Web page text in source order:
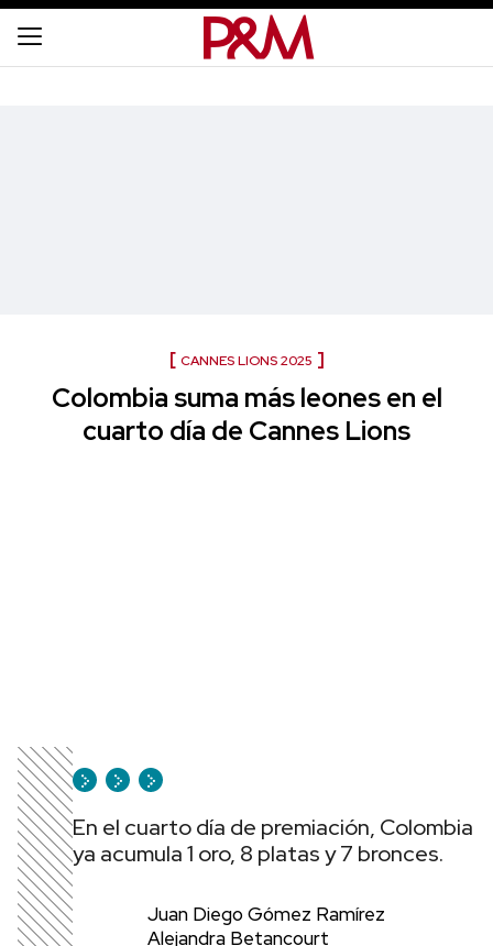
CANNES LIONS 2025
Colombia suma más leones en el
cuarto día de Cannes Lions
En el cuarto día de premiación, Colombia
ya acumula 1 oro, 8 platas y 7 bronces.
Juan Diego Gómez Ramírez
Alejandra Betancourt